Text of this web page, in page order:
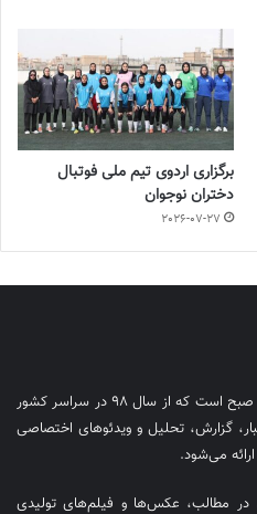
برگزاری اردوی تیم ملی فوتبال
دختران نوجوان
2026-07-27
روزنامه فوتبالز، روزنامه ای ورزشی چاپ صبح است که از سال ۹۸ در سراسر کشور
گزارش، تحلیل و ویدئوهای اختصاصی
می‌شود.
در مطالب، عکس‌ها و فیلم‌های تولیدی